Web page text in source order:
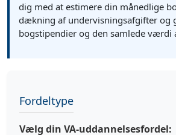
dig med at estimere din månedlige
dækning af undervisningsafgifter og
bogstipendier og den samlede værdi
Fordeltype
Vælg din VA-uddannelsesfordel: